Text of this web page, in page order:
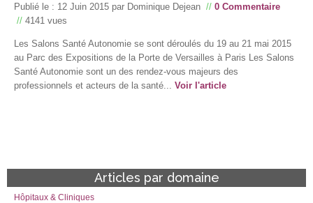
Publié le : 12 Juin 2015 par Dominique Dejean // 0 Commentaire
// 4141 vues
Les Salons Santé Autonomie se sont déroulés du 19 au 21 mai 2015
au Parc des Expositions de la Porte de Versailles à Paris Les Salons
Santé Autonomie sont un des rendez-vous majeurs des
professionnels et acteurs de la santé... Voir l'article
Articles par domaine
Hôpitaux & Cliniques